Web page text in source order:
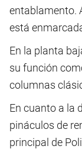
entablamento.
está
En la planta
su función
columnas
En cuanto a la
pináculos de
principal de